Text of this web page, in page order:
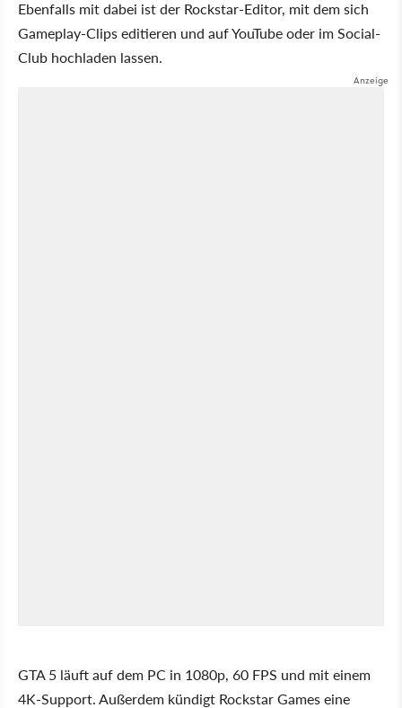
Ebenfalls mit dabei ist der Rockstar-Editor, mit dem sich
Gameplay-Clips editieren und auf YouTube oder im Social-
Club hochladen lassen.
GTA 5 läuft auf dem PC in 1080p, 60 FPS und mit einem
4K-Support. Außerdem kündigt Rockstar Games eine